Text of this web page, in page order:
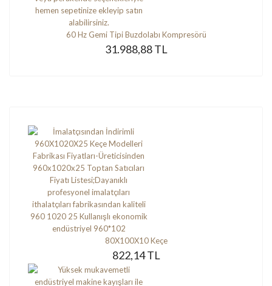
60 Hz Gemi Tipi Buzdolabı Kompresörü
31.988,88 TL
80X100X10 Keçe
822,14 TL